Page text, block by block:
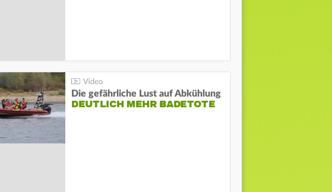
Die gefährliche Lust auf Abkühlung
DEUTLICH MEHR BADETOTE